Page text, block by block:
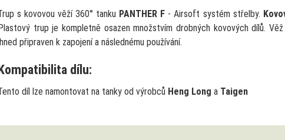
s kovovou věží 360° tanku PANTHER F - Airsoft systém střelby.
trup je kompletně osazen množstvím drobných kovových dílů. Věž
připraven k zapojení a následnému používání.
dílu:
díl lze namontovat na tanky od výrobců Heng Long a Taigen